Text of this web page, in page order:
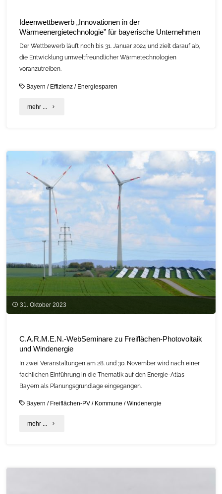
Ideenwettbewerb „Innovationen in der
Wärmeenergietechnologie” für bayerische Unternehmen
Der Wettbewerb läuft noch bis 31. Januar 2024 und zielt darauf ab,
die Entwicklung umweltfreundlicher Wärmetechnologien
voranzutreiben.
Bayern / Effizienz / Energiesparen
mehr ... "Ideenwettbewerb
Wärmeenergietechnologie”
für
bayerische
Unternehmen"
31. Oktober 2023
C.A.R.M.E.N.-WebSeminare zu Freiflächen-Photovoltaik
und Windenergie
In zwei Veranstaltungen am 28. und 30. November wird nach einer
fachlichen Einführung in die Thematik auf den Energie-Atlas
Bayern als Planungsgrundlage eingegangen.
Bayern / Freiflächen-PV / Kommune /Windenergie
mehr ... "C.A.R.M.E.N.-